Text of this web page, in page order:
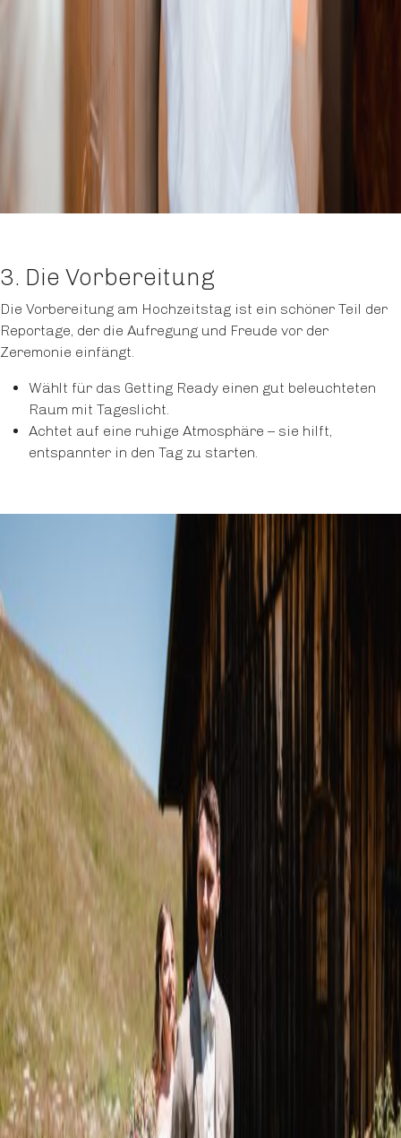
3. Die Vorbereitung
Die Vorbereitung am Hochzeitstag ist ein schöner Teil der
Reportage, der die Aufregung und Freude vor der
Zeremonie einfängt.
Wählt für das Getting Ready einen gut beleuchteten
Raum mit Tageslicht.
Achtet auf eine ruhige Atmosphäre – sie hilft,
entspannter in den Tag zu starten.